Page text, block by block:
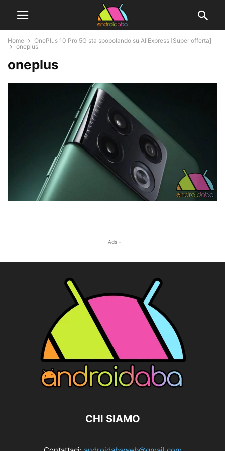
Home
OnePlus 10 Pro 5G sta spopolando su AliExpress [Super offerta]
oneplus
oneplus
- Ads -
CHI SIAMO